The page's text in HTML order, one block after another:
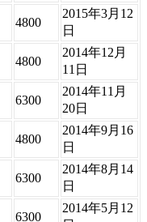
4800
2015年3月12
日
4800
2014年12月
11日
6300
2014年11月
20日
4800
2014年9月16
日
6300
2014年8月14
日
6300
2014年5月12